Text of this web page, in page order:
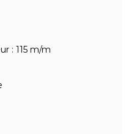
: 115 m/m